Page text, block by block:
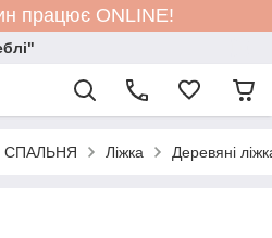
працює ONLINE!
СПАЛЬНЯ Ліжка Деревяні